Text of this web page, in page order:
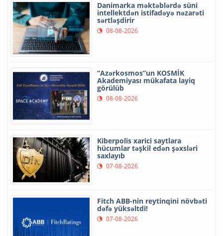
Danimarka məktəblərdə süni
intellektdən istifadəyə nəzarəti
sərtləşdirir
08-08-2026
“Azərkosmos”un KOSMİK
Akademiyası mükafata layiq
görülüb
08-08-2026
Kiberpolis xarici saytlara
hücumlar təşkil edən şəxsləri
saxlayıb
07-08-2026
Fitch ABB-nin reytinqini növbəti
dəfə yüksəltdi!
07-08-2026